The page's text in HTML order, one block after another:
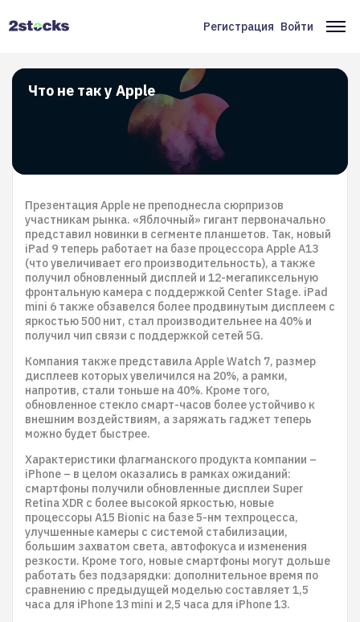
Меню
учётной
записи
пользователя
Регистрация Войти
Что не так у Apple
Презентация Apple не преподнесла сюрпризов
участникам рынка. «Яблочный» гигант первоначально
представил новинки в сегменте планшетов. Так, новый
iPad 9 теперь работает на базе процессора Apple A13
(что увеличивает его производительность), а также
получил обновленный дисплей и 12-мегапиксельную
фронтальную камера с поддержкой Center Stage. iPad
mini 6 также обзавелся более продвинутым дисплеем с
яркостью 500 нит, стал производительнее на 40% и
получил чип связи с поддержкой сетей 5G.
Компания также представила Apple Watch 7, размер
дисплеев которых увеличился на 20%, а рамки,
напротив, стали тоньше на 40%. Кроме того,
обновленное стекло смарт-часов более устойчиво к
внешним воздействиям, а заряжать гаджет теперь
можно будет быстрее.
Характеристики флагманского продукта компании –
iPhone – в целом оказались в рамках ожиданий:
смартфоны получили обновленные дисплеи Super
Retina XDR с более высокой яркостью, новые
процессоры A15 Bionic на базе 5-нм техпроцесса,
улучшенные камеры с системой стабилизации,
большим захватом света, автофокуса и изменения
резкости. Кроме того, новые смартфоны могут дольше
работать без подзарядки: дополнительное время по
сравнению с предыдущей моделью составляет 1,5
часа для iPhone 13 mini и 2,5 часа для iPhone 13.